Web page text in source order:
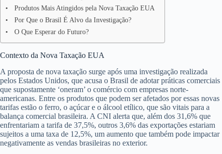
Produtos Mais Atingidos pela Nova Taxação EUA
Por Que o Brasil É Alvo da Investigação?
O Que Esperar do Futuro?
Contexto da Nova Taxação EUA
A proposta de nova taxação surge após uma investigação realizada
pelos Estados Unidos, que acusa o Brasil de adotar práticas comerciais
que supostamente ‘oneram’ o comércio com empresas norte-
americanas. Entre os produtos que podem ser afetados por essas novas
tarifas estão o ferro, o açúcar e o álcool etílico, que são vitais para a
balança comercial brasileira. A CNI alerta que, além dos 31,6% que
enfrentariam a tarifa de 37,5%, outros 3,6% das exportações estariam
sujeitos a uma taxa de 12,5%, um aumento que também pode impactar
negativamente as vendas brasileiras no exterior.